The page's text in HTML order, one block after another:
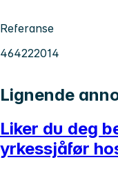
Referanse
464222014
Lignende
Liker du deg
yrkessjåfør